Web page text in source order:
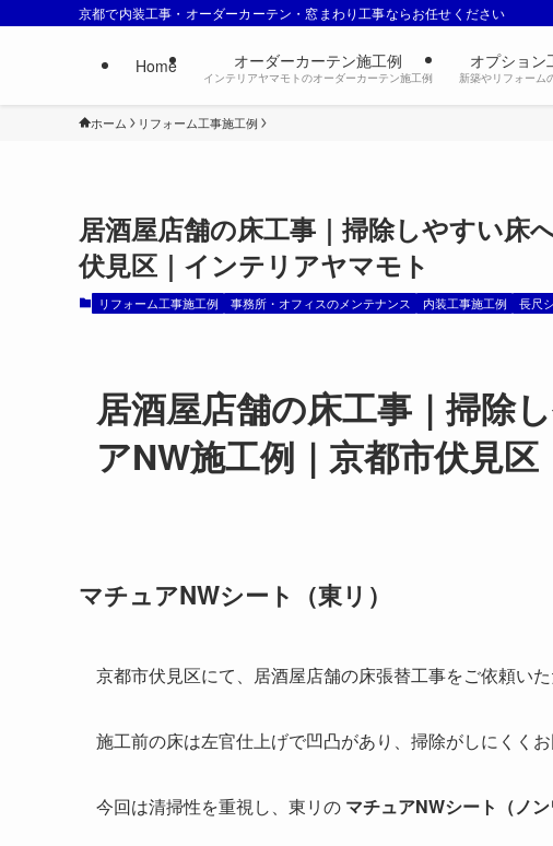
京都で内装工事・オーダーカーテン・窓まわり工事ならお任せください
Home オーダーカーテン施工例
インテリアヤマモトのオーダーカーテン施工例
オプション
新築やリフォーム
ホーム リフォーム工事施工例
居酒屋店舗の床工事｜掃除しやすい床
伏見区｜インテリアヤマモト
リフォーム工事施工例 事務所・オフィスのメンテナンス 内装工事施工例 長尺
居酒屋店舗の床工事｜掃除
アNW施工例｜京都市伏見
マチュアNWシート（東リ）
京都市伏見区にて、居酒屋店舗の床張替工事をご依頼いた
施工前の床は左官仕上げで凹凸があり、掃除がしにくくお
今回は清掃性を重視し、東リの マチュアNWシート（ノン